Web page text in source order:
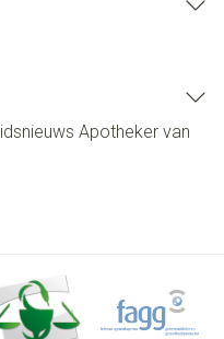
Apotheker van